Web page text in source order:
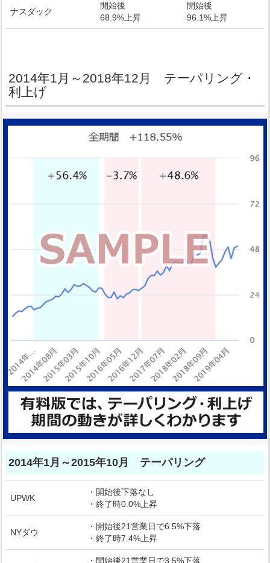
ナスダック
開始後
68.9%上昇
開始後
96.1%上昇
2014年1月～2018年12月 テーパリング・
利上げ
2014年1月～2015年10月 テーパリング
UPWK
・開始後下落なし
・終了時0.0%上昇
NYダウ
・開始後21営業日で6.5%下落
・終了時7.4%上昇
・開始後21営業日で3.5%下落